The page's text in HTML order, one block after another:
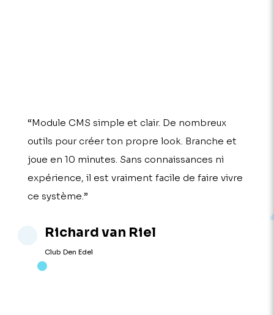
“Module CMS simple et clair. De nombreux
outils pour créer ton propre look. Branche et
joue en 10 minutes. Sans connaissances ni
expérience, il est vraiment facile de faire vivre
ce système.”
Richard van Riel
Club Den Edel